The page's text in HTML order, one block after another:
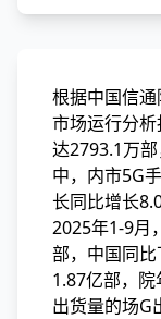
根据中国信
市场运行分
达2793.1万
中，内市5G
长同比增长
2025年1-9月
部，中国同
1.87亿部，
出货量的场G